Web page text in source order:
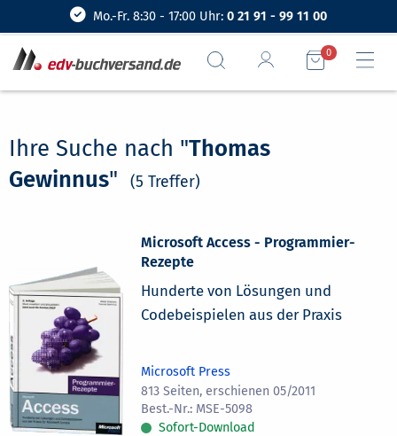
Mo.-Fr. 8:30 - 17:00 Uhr: 0 21 91 - 99 11 00
0
Ihre Suche nach "Thomas
Gewinnus" (5 Treffer)
Microsoft Access - Programmier-
Rezepte
Hunderte von Lösungen und
Codebeispielen aus der Praxis
Microsoft Press
813 Seiten, erschienen 05/2011
MSE-5098
Sofort-Download